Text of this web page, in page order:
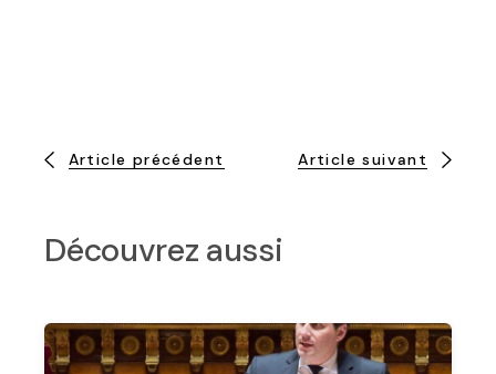
Article précédent Article suivant
Découvrez aussi